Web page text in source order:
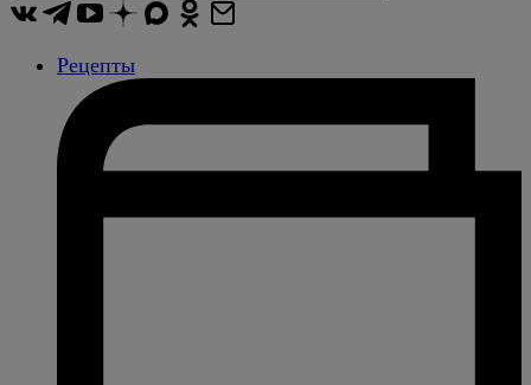
Рецепты